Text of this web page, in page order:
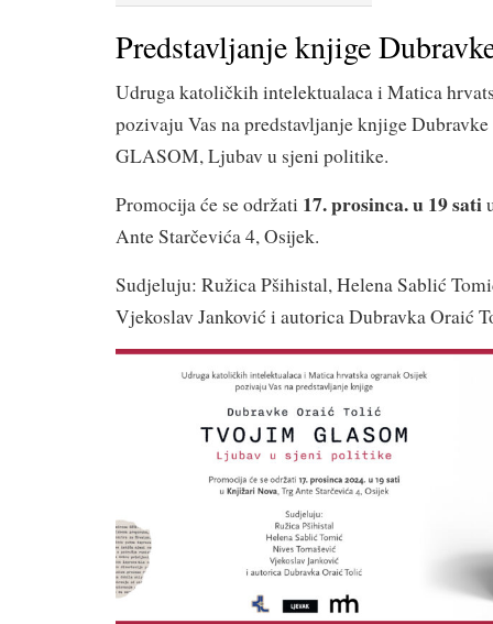
Predstavljanje knjige
Udruga katoličkih intelektualaca i Matica
pozivaju Vas na predstavljanje knjige
GLASOM, Ljubav u sjeni politike.
Promocija će se održati 17. prosinca. u 19 sati
Ante Starčevića 4, Osijek.
Sudjeluju: Ružica Pšihistal, Helena Sablić
Vjekoslav Janković i autorica Dubravka Oraić